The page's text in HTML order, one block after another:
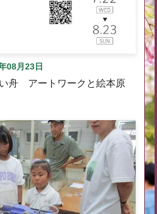
08月23日
舟 アートワークと絵本原